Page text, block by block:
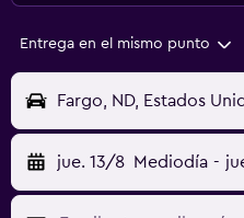
Entrega en el mismo punto
Fargo, ND, Estados
jue. 13/8 Mediodía -